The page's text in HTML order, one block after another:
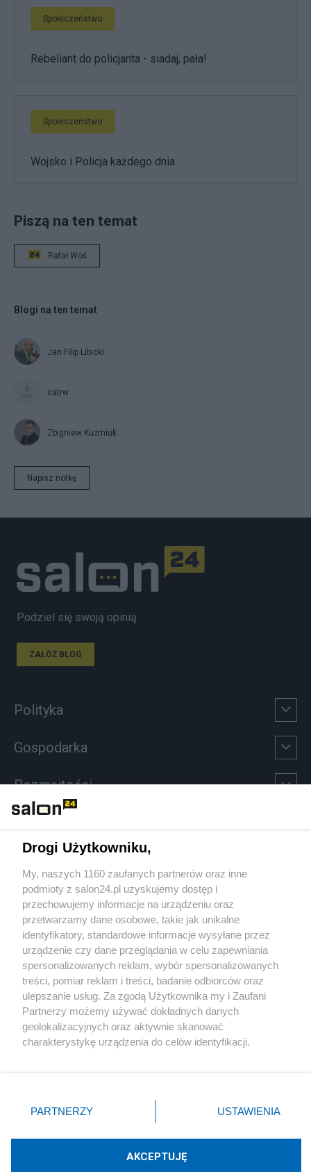
Społeczeństwo
Rebeliant do policjanta - siadaj, pała!
Społeczeństwo
Wojsko i Policja każdego dnia
Piszą na ten temat
Rafał Woś
Blogi na ten temat
Jan Filip Libicki
catrw
Zbigniew Kuźmiuk
Napisz notkę
Podziel się swoją opinią
ZAŁÓŻ BLOG
Polityka
Gospodarka
Rozmaitości
Sport
Społeczeństwo
Kultura
X Facebook Instagram Youtube
Drogi Użytkowniku,
My, naszych 1160 zaufanych partnerów oraz inne
podmioty z salon24.pl uzyskujemy dostęp i
przechowujemy informacje na urządzeniu oraz
przetwarzamy dane osobowe, takie jak unikalne
identyfikatory, standardowe informacje wysyłane przez
urządzenie czy dane przeglądania w celu zapewniania
spersonalizowanych reklam, wybór spersonalizowanych
treści, pomiar reklam i treści, badanie odbiorców oraz
ulepszanie usług. Za zgodą Użytkownika my i Zaufani
Partnerzy możemy używać dokładnych danych
geolokalizacyjnych oraz aktywnie skanować
charakterystykę urządzenia do celów identyfikacji.
zmienić/wycofać klikając przycisk ustawień prywatności
znajdujący się w lewym dolnym rogu strony
rodzaje przetwarzania danych nie wymagają zgody
użytkownika, ale masz prawo sprzeciwić się takiemu
PARTNERZY USTAWIENIA
AKCEPTUJĘ